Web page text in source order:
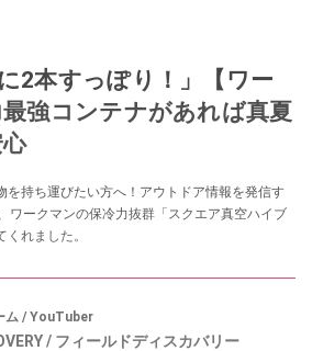
2本すっぽり！」【ワー
強コンテナがあれば真夏
を持ち運びたい方へ！アウトドア情報を発信す
ワークマンの保冷力抜群「スクエア真空ハイブ
れました。
ム / YouTuber
/ フィールドディスカバリー